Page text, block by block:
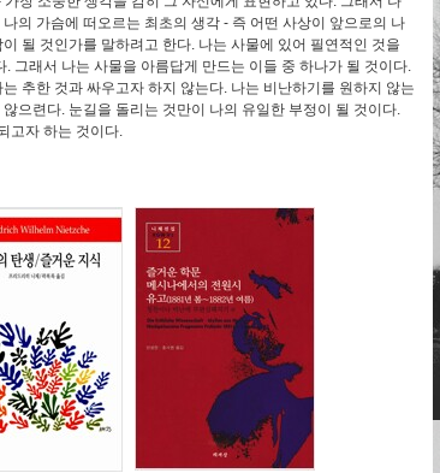
의 가슴에 떠오르는 최초의 생각 - 즉 어떤 사상이 앞으로의 나
될 것인가를 말하려고 한다. 나는 사물에 있어 필연적인 것을
그래서 나는 사물을 아름답게 만드는 이들 중 하나가 될 것이다.
추한 것과 싸우고자 하지 않는다. 나는 비난하기를 원하지 않는
으련다. 눈길을 돌리는 것만이 나의 유일한 부정이 될 것이다.
고자 하는 것이다.